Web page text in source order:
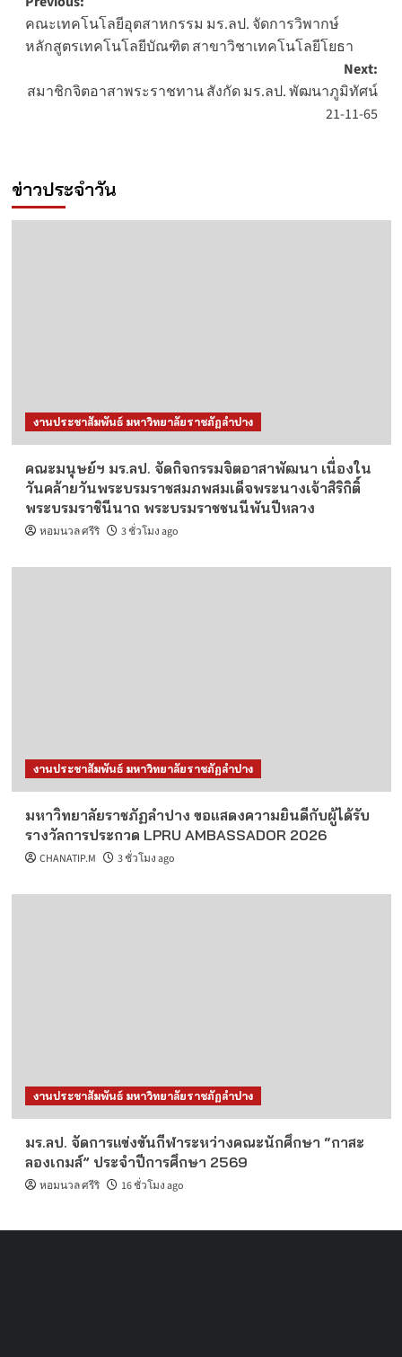
navigation
คณะเทคโนโลยีอุตสาหกรรม มร.ลป. จัดการวิพากษ์
หลักสูตรเทคโนโลยีบัณฑิต สาขาวิชาเทคโนโลยีโยธา
Next:
สมาชิกจิตอาสาพระราชทาน สังกัด มร.ลป. พัฒนาภูมิทัศน์
21-11-65
ข่าวประจำวัน
งานประชาสัมพันธ์ มหาวิทยาลัยราชภัฏลำปาง
คณะมนุษย์ฯ มร.ลป. จัดกิจกรรมจิตอาสาพัฒนา เนื่องใน
วันคล้ายวันพระบรมราชสมภพสมเด็จพระนางเจ้าสิริกิติ์
พระบรมราชินีนาถ พระบรมราชชนนีพันปีหลวง
หอมนวล ศรีริ 3 ชั่วโมง ago
งานประชาสัมพันธ์ มหาวิทยาลัยราชภัฏลำปาง
มหาวิทยาลัยราชภัฏลำปาง ขอแสดงความยินดีกับผู้ได้รับ
รางวัลการประกวด LPRU AMBASSADOR 2026
CHANATIP.M 3 ชั่วโมง ago
งานประชาสัมพันธ์ มหาวิทยาลัยราชภัฏลำปาง
มร.ลป. จัดการแข่งขันกีฬาระหว่างคณะนักศึกษา “กาสะ
ลองเกมส์” ประจำปีการศึกษา 2569
หอมนวล ศรีริ 16 ชั่วโมง ago